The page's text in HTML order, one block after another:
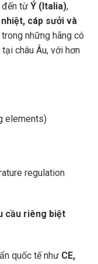
đến từ Ý (Italia),
cáp sưởi và
những hãng có
tại châu Âu, với hơn
elements)
regulation
cầu riêng biệt
quốc tế như CE,